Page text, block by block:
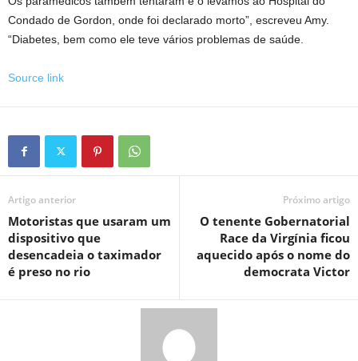
Condado de Gordon, onde foi declarado morto”, escreveu Amy.
“Diabetes, bem como ele teve vários problemas de saúde.
Source link
Artigo anterior
Motoristas que usaram um
dispositivo que
desencadeia o taximador
é preso no rio
Próximo artigo
O tenente Gobernatorial
Race da Virgínia ficou
aquecido após o nome do
democrata Victor